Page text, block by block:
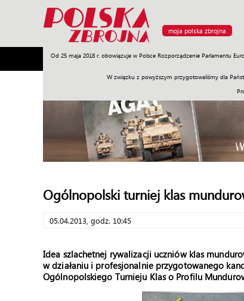
moja polska zbrojna
Od 25 maja 2018 r. obowiązuje w Polsce Rozporządzenie Parlamentu
W związku z powyższym przygotowaliśmy dla
Armia Poligon Sprzęt Misje Polityka
Ogólnopolski turniej klas
05.04.2013, godz. 10:45
Idea szlachetnej rywalizacji uczniów klas
w działaniu i profesjonalnie przygotowanego
Ogólnopolskiego Turnieju Klas o Profilu